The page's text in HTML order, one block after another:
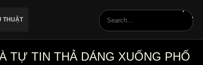
THUẬT
TỰ TIN THẢ DÁNG XUỐNG PHỐ